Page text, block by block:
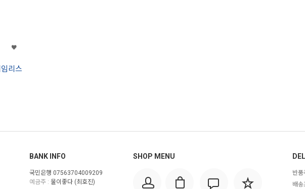
리스
BANK INFO
국민은행 07563704009209
예금주 : 물이좋다 (최호진)
SHOP MENU
반품
배